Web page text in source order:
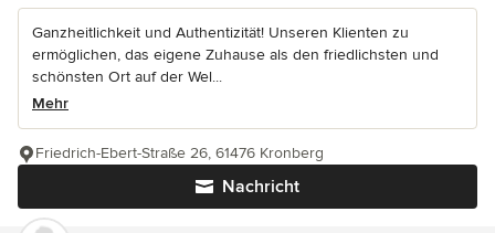
Ganzheitlichkeit und Authentizität! Unseren Klienten zu
ermöglichen, das eigene Zuhause als den friedlichsten und
schönsten Ort auf der Wel...
Mehr
Nachricht
Friedrich-Ebert-Straße 26, 61476 Kronberg